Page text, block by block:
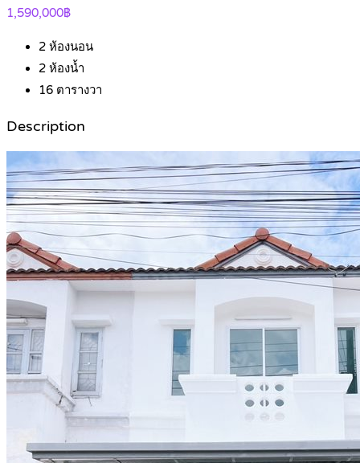
1,590,000฿
2 ห้องนอน
2 ห้องน้ำ
16 ตารางวา
Description